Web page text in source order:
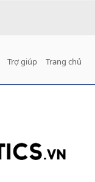
Trợ giúp Trang chủ